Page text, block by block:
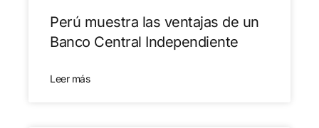
Perú muestra las ventajas de un
Banco Central Independiente
Leer más